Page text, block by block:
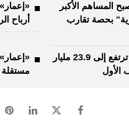
المساهم الأكبر
بحصة تقارب
أرباح
إيرادات «إعمار» ترتفع إلى 23.9 مليار
الأول